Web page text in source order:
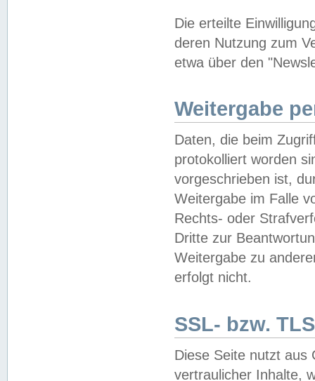
Die erteilte
deren Nutzung zum
etwa über den
Weitergabe
Daten, die beim
protokolliert worden
vorgeschrieben ist,
Weitergabe im Falle
Rechts- oder
Dritte zur
Weitergabe zu
erfolgt nicht.
SSL- bzw.
Diese Seite nutzt aus
vertraulicher Inhalte,